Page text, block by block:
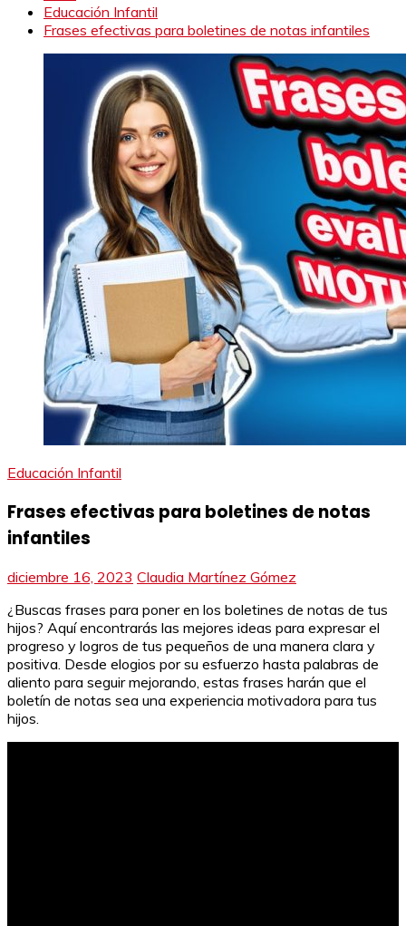
Educación Infantil
Frases efectivas para boletines de notas infantiles
Educación Infantil
Frases efectivas para boletines de notas
infantiles
diciembre 16, 2023 Claudia Martínez Gómez
¿Buscas frases para poner en los boletines de notas de tus
hijos? Aquí encontrarás las mejores ideas para expresar el
progreso y logros de tus pequeños de una manera clara y
positiva. Desde elogios por su esfuerzo hasta palabras de
aliento para seguir mejorando, estas frases harán que el
boletín de notas sea una experiencia motivadora para tus
hijos.